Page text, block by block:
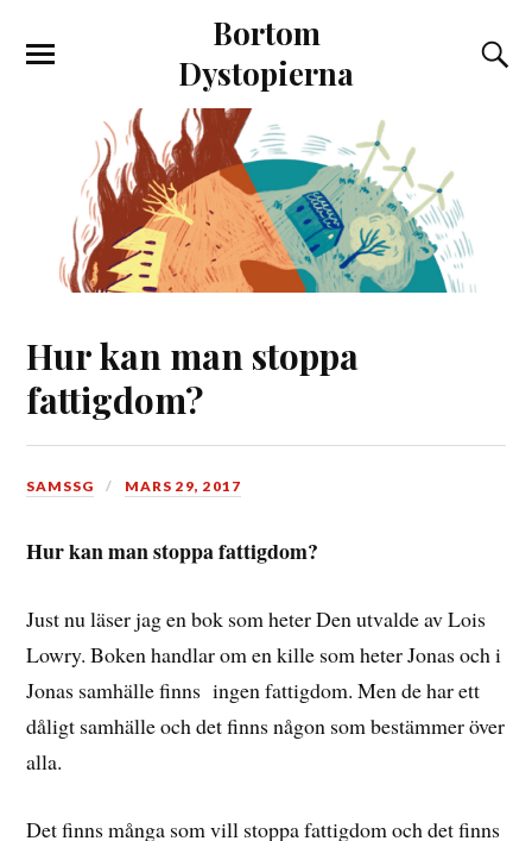
Bortom
Dystopierna
Hur kan man stoppa
fattigdom?
SAMSSG MARS 29, 2017
Hur kan man stoppa fattigdom?
Just nu läser jag en bok som heter Den utvalde av Lois
Lowry. Boken handlar om en kille som heter Jonas och i
Jonas samhälle finns ingen fattigdom. Men de har ett
dåligt samhälle och det finns någon som bestämmer över
alla.
Det finns många som vill stoppa fattigdom och det finns